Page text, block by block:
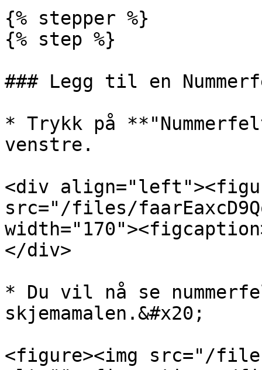
{% stepper %}
{% step %}
### Legg til en
* Trykk på
venstre.
<div
src="/files/
</div>
* Du vil nå se
skjemamalen.&#x20;
<figure><img src="/files/